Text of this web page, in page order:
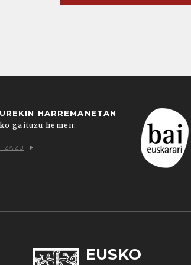
HARREMANETAN
gaituzu hemen:
EUSKO